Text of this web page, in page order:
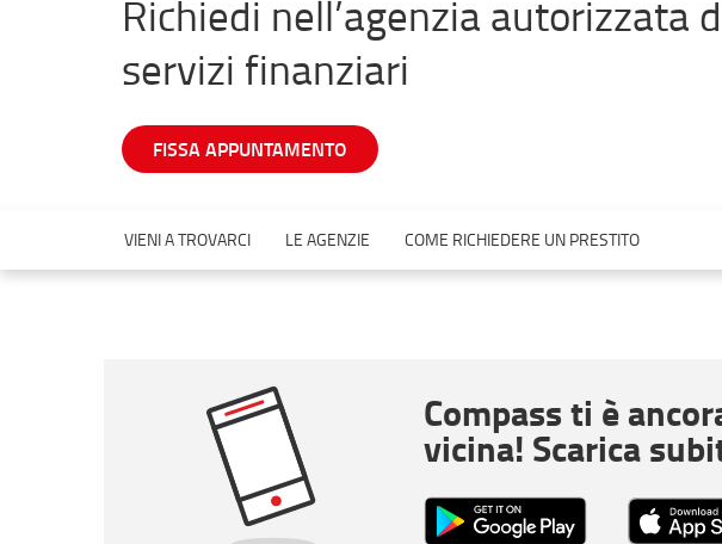
Richiedi nell’agenzia autorizzata
servizi finanziari
FISSA APPUNTAMENTO
VIENI A TROVARCI LE AGENZIE COME RICHIEDERE UN PRESTITO
Compass ti è
vicina! Scarica